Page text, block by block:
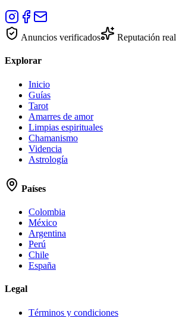
Anuncios verificados Reputación real
Explorar
Inicio
Guías
Tarot
Amarres de amor
Limpias espirituales
Chamanismo
Videncia
Astrología
Países
Colombia
México
Argentina
Perú
Chile
España
Legal
Términos y condiciones